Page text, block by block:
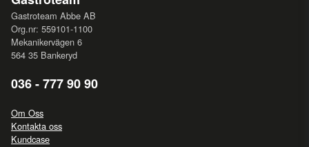
Gastroteam Abbe AB
Org.nr: 559101-1100
Mekanikervägen 6
564 35 Bankeryd
036 - 777 90 90
Om Oss
Kontakta oss
Kundcase